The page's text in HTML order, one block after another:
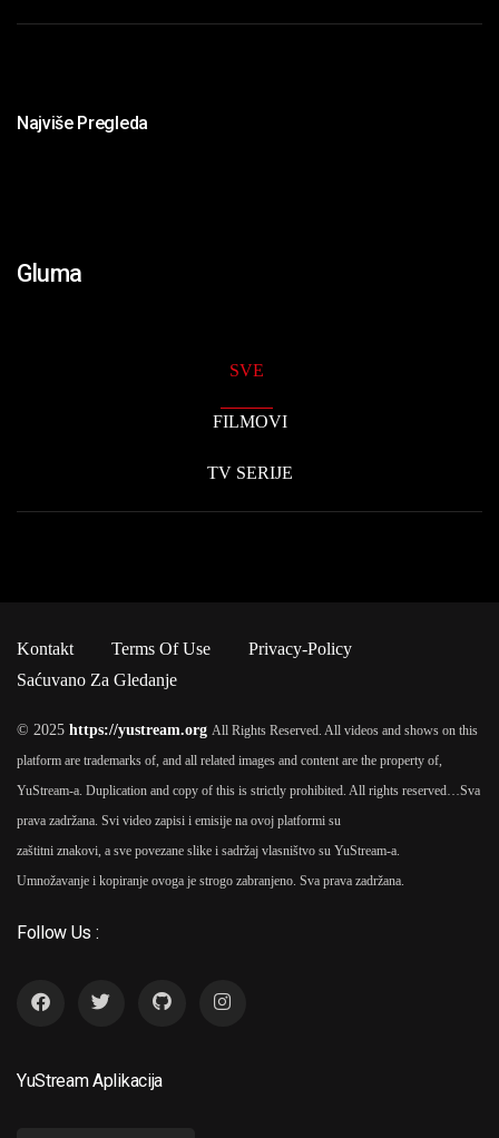
Najviše Pregleda
Gluma
SVE
FILMOVI
TV SERIJE
Kontakt Terms Of Use
Privacy-Policy
Saćuvano Za Gledanje
© 2025 https://yustream.org All Rights Reserved. All videos and shows on this
platform are trademarks of, and all related images and content are the property of,
YuStream-a. Duplication and copy of this is strictly prohibited. All rights reserved…Sva
prava zadržana. Svi video zapisi i emisije na ovoj platformi su
zaštitni znakovi, a sve povezane slike i sadržaj vlasništvo su YuStream-a.
Umnožavanje i kopiranje ovoga je strogo zabranjeno. Sva prava zadržana.
Follow Us :
YuStream Aplikacija